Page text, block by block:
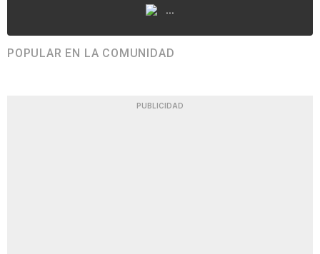
...
POPULAR EN LA COMUNIDAD
PUBLICIDAD